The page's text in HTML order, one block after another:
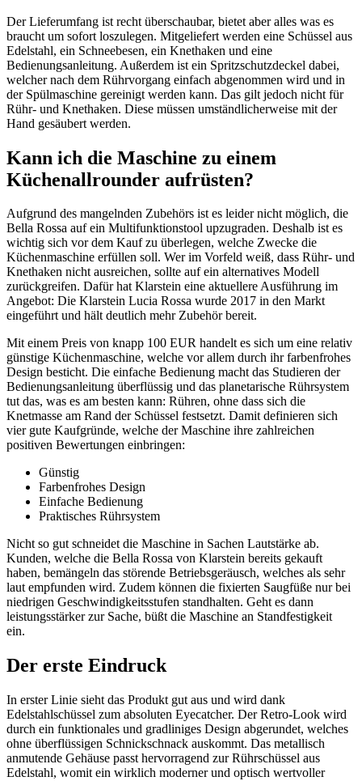
Der Lieferumfang ist recht überschaubar, bietet aber alles was es
braucht um sofort loszulegen. Mitgeliefert werden eine Schüssel aus
Edelstahl, ein Schneebesen, ein Knethaken und eine
Bedienungsanleitung. Außerdem ist ein Spritzschutzdeckel dabei,
welcher nach dem Rührvorgang einfach abgenommen wird und in
der Spülmaschine gereinigt werden kann. Das gilt jedoch nicht für
Rühr- und Knethaken. Diese müssen umständlicherweise mit der
Hand gesäubert werden.
Kann ich die Maschine zu einem
Küchenallrounder aufrüsten?
Aufgrund des mangelnden Zubehörs ist es leider nicht möglich, die
Bella Rossa auf ein Multifunktionstool upzugraden. Deshalb ist es
wichtig sich vor dem Kauf zu überlegen, welche Zwecke die
Küchenmaschine erfüllen soll. Wer im Vorfeld weiß, dass Rühr- und
Knethaken nicht ausreichen, sollte auf ein alternatives Modell
zurückgreifen. Dafür hat Klarstein eine aktuellere Ausführung im
Angebot: Die Klarstein Lucia Rossa wurde 2017 in den Markt
eingeführt und hält deutlich mehr Zubehör bereit.
Mit einem Preis von knapp 100 EUR handelt es sich um eine relativ
günstige Küchenmaschine, welche vor allem durch ihr farbenfrohes
Design besticht. Die einfache Bedienung macht das Studieren der
Bedienungsanleitung überflüssig und das planetarische Rührsystem
tut das, was es am besten kann: Rühren, ohne dass sich die
Knetmasse am Rand der Schüssel festsetzt. Damit definieren sich
vier gute Kaufgründe, welche der Maschine ihre zahlreichen
positiven Bewertungen einbringen:
Günstig
Farbenfrohes Design
Einfache Bedienung
Praktisches Rührsystem
Nicht so gut schneidet die Maschine in Sachen Lautstärke ab.
Kunden, welche die Bella Rossa von Klarstein bereits gekauft
haben, bemängeln das störende Betriebsgeräusch, welches als sehr
laut empfunden wird. Zudem können die fixierten Saugfüße nur bei
niedrigen Geschwindigkeitsstufen standhalten. Geht es dann
leistungsstärker zur Sache, büßt die Maschine an Standfestigkeit
ein.
Der erste Eindruck
In erster Linie sieht das Produkt gut aus und wird dank
Edelstahlschüssel zum absoluten Eyecatcher. Der Retro-Look wird
durch ein funktionales und gradliniges Design abgerundet, welches
ohne überflüssigen Schnickschnack auskommt. Das metallisch
anmutende Gehäuse passt hervorragend zur Rührschüssel aus
Edelstahl, womit ein wirklich moderner und optisch wertvoller